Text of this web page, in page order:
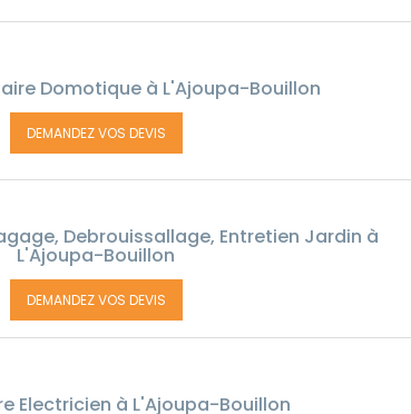
Domotique à L'Ajoupa-Bouillon
DEMANDEZ VOS DEVIS
Debrouissallage, Entretien Jardin à
L'Ajoupa-Bouillon
DEMANDEZ VOS DEVIS
Electricien à L'Ajoupa-Bouillon